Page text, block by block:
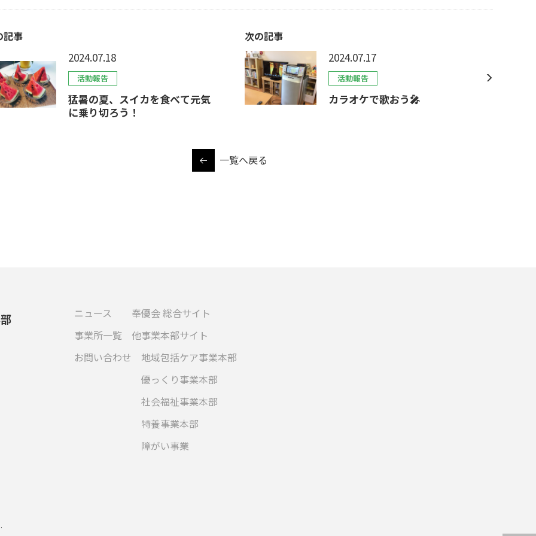
記事
2024.07.18
活動報告
猛暑の夏、スイカを食べて元気
に乗り切ろう！
次の記事
2024.07.17
活動報告
カラオケで歌おう🎤
一覧へ戻る
ニュース
事業所一覧
お問い合わせ
奉優会 総合サイト
他事業本部サイト
地域包括ケア事業本部
優っくり事業本部
社会福祉事業本部
特養事業本部
障がい事業